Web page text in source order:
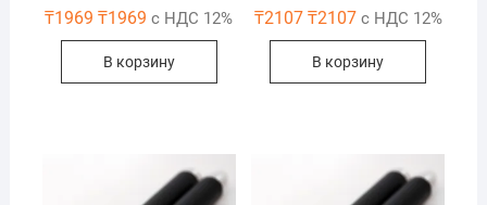
₸1969 ₸1969 с НДС 12%
В корзину
₸2107 ₸2107с НДС 12%
В корзину